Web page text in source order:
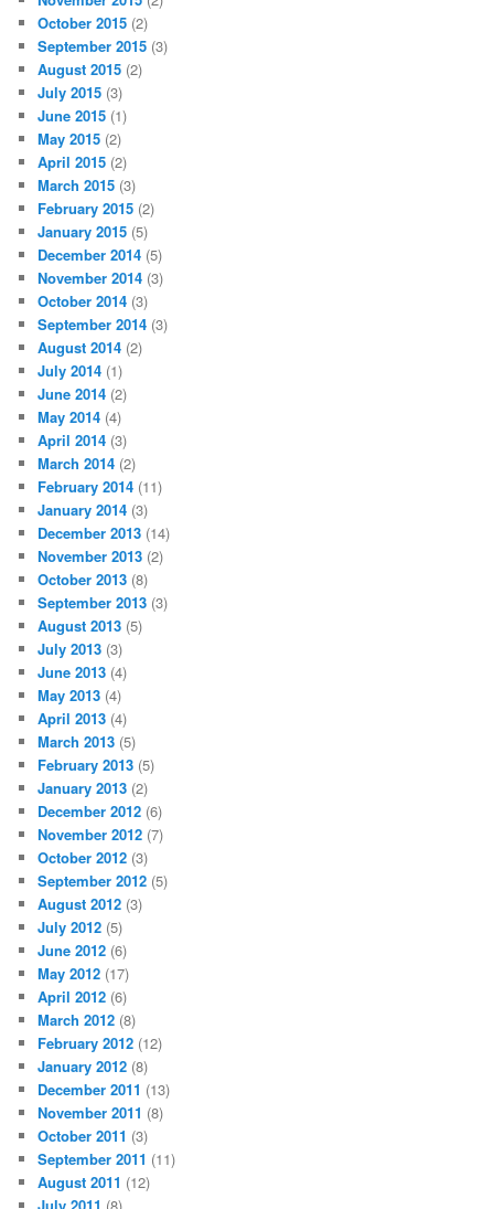
October 2015 (2)
September 2015 (3)
August 2015 (2)
July 2015 (3)
June 2015 (1)
May 2015 (2)
April 2015 (2)
March 2015 (3)
February 2015 (2)
January 2015 (5)
December 2014 (5)
November 2014 (3)
October 2014 (3)
September 2014 (3)
August 2014 (2)
July 2014 (1)
June 2014 (2)
May 2014 (4)
April 2014 (3)
March 2014 (2)
February 2014 (11)
January 2014 (3)
December 2013 (14)
November 2013 (2)
October 2013 (8)
September 2013 (3)
August 2013 (5)
July 2013 (3)
June 2013 (4)
May 2013 (4)
April 2013 (4)
March 2013 (5)
February 2013 (5)
January 2013 (2)
December 2012 (6)
November 2012 (7)
October 2012 (3)
September 2012 (5)
August 2012 (3)
July 2012 (5)
June 2012 (6)
May 2012 (17)
April 2012 (6)
March 2012 (8)
February 2012 (12)
January 2012 (8)
December 2011 (13)
November 2011 (8)
October 2011 (3)
September 2011 (11)
August 2011 (12)